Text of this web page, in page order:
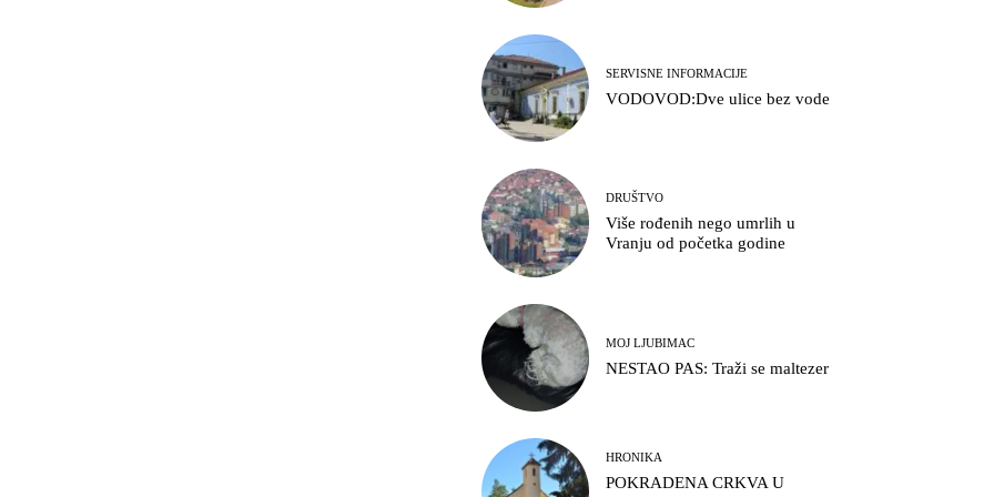
SERVISNE INFORMACIJE
VODOVOD:Dve ulice bez vode
DRUŠTVO
Više rođenih nego umrlih u
Vranju od početka godine
MOJ LJUBIMAC
NESTAO PAS: Traži se maltezer
HRONIKA
POKRADENA CRKVA U